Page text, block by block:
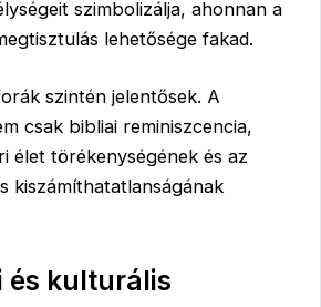
szimbolizálja, ahonnan a
lehetősége fakad.
szintén jelentősek. A
csak bibliai reminiszcencia,
élet törékenységének és az
kiszámíthatatlanságának
és kulturális